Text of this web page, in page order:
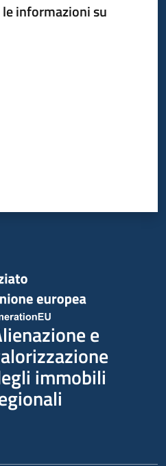
informazioni su
e
immobili